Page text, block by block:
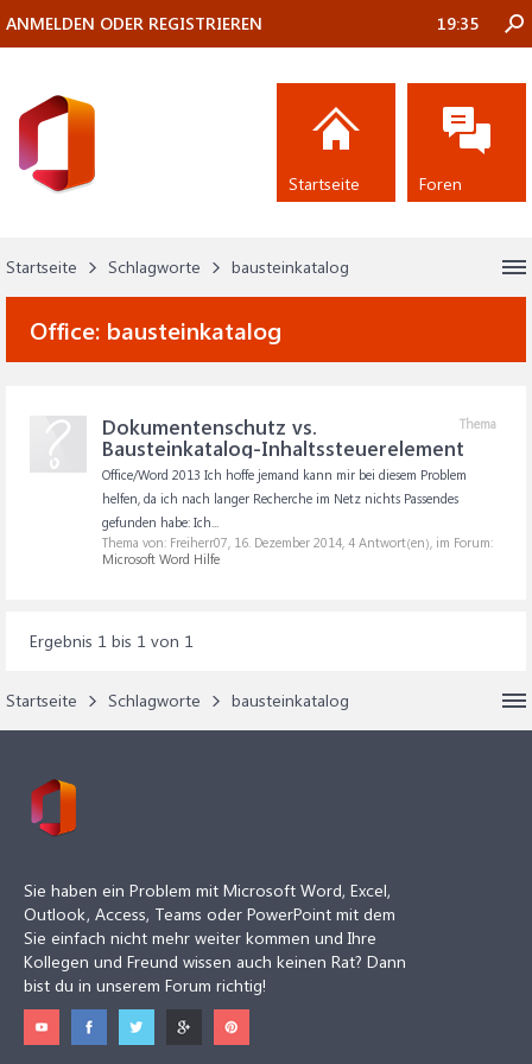
Startseite Schlagworte bausteinkatalog
Office: bausteinkatalog
Thema
Dokumentenschutz vs.
Bausteinkatalog-Inhaltssteuerelement
Office/Word 2013 Ich hoffe jemand kann mir bei diesem Problem
helfen, da ich nach langer Recherche im Netz nichts Passendes
gefunden habe: Ich...
Thema von: Freiherr07, 16. Dezember 2014, 4 Antwort(en), im Forum:
Microsoft Word Hilfe
Ergebnis 1 bis 1 von 1
Startseite Schlagworte bausteinkatalog
ANMELDEN ODER REGISTRIEREN 19:35
Startseite Foren
Sie haben ein Problem mit Microsoft Word, Excel,
Outlook, Access, Teams oder PowerPoint mit dem
Sie einfach nicht mehr weiter kommen und Ihre
Kollegen und Freund wissen auch keinen Rat? Dann
bist du in unserem Forum richtig!